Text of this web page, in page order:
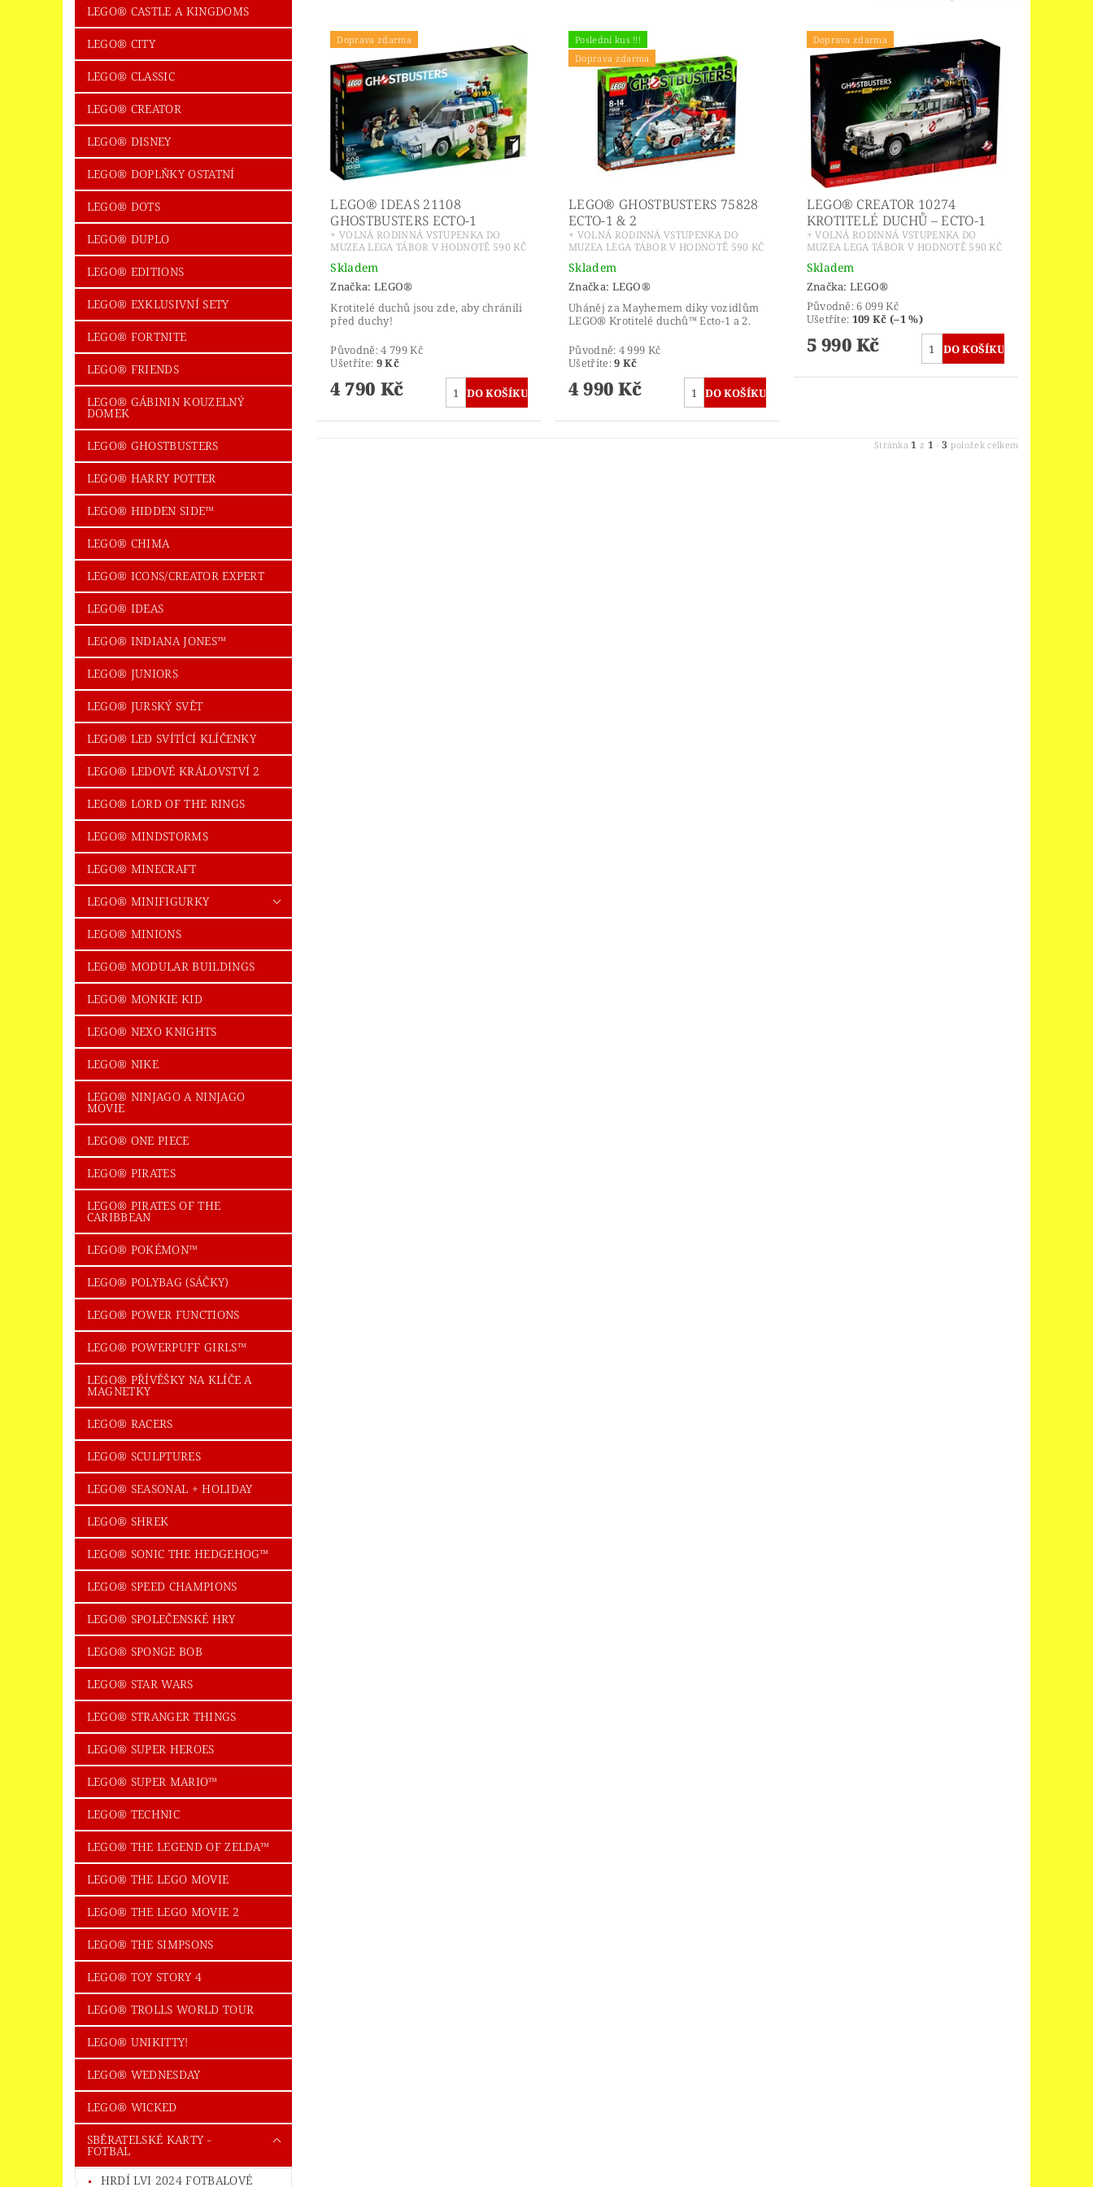
LEGO® CASTLE A KINGDOMS
LEGO® CITY
LEGO® CLASSIC
LEGO® CREATOR
LEGO® DISNEY
LEGO® DOPLŇKY OSTATNÍ
LEGO® DOTS
LEGO® DUPLO
LEGO® EDITIONS
LEGO® EXKLUSIVNÍ SETY
LEGO® FORTNITE
LEGO® FRIENDS
LEGO® GÁBININ KOUZELNÝ
DOMEK
LEGO® GHOSTBUSTERS
LEGO® HARRY POTTER
LEGO® HIDDEN SIDE™
LEGO® CHIMA
LEGO® ICONS/CREATOR EXPERT
LEGO® IDEAS
LEGO® INDIANA JONES™
LEGO® JUNIORS
LEGO® JURSKÝ SVĚT
LEGO® LED SVÍTÍCÍ KLÍČENKY
LEGO® LEDOVÉ KRÁLOVSTVÍ 2
LEGO® LORD OF THE RINGS
LEGO® MINDSTORMS
LEGO® MINECRAFT
LEGO® MINIFIGURKY
LEGO® MINIONS
LEGO® MODULAR BUILDINGS
LEGO® MONKIE KID
LEGO® NEXO KNIGHTS
LEGO® NIKE
LEGO® NINJAGO A NINJAGO
MOVIE
LEGO® ONE PIECE
LEGO® PIRATES
LEGO® PIRATES OF THE
CARIBBEAN
LEGO® POKÉMON™
LEGO® POLYBAG (SÁČKY)
LEGO® POWER FUNCTIONS
LEGO® POWERPUFF GIRLS™
LEGO® PŘÍVĚŠKY NA KLÍČE A
MAGNETKY
LEGO® RACERS
LEGO® SCULPTURES
LEGO® SEASONAL + HOLIDAY
LEGO® SHREK
LEGO® SONIC THE HEDGEHOG™
LEGO® SPEED CHAMPIONS
LEGO® SPOLEČENSKÉ HRY
LEGO® SPONGE BOB
LEGO® STAR WARS
LEGO® STRANGER THINGS
LEGO® SUPER HEROES
LEGO® SUPER MARIO™
LEGO® TECHNIC
LEGO® THE LEGEND OF ZELDA™
LEGO® THE LEGO MOVIE
LEGO® THE LEGO MOVIE 2
LEGO® THE SIMPSONS
LEGO® TOY STORY 4
LEGO® TROLLS WORLD TOUR
LEGO® UNIKITTY!
LEGO® WEDNESDAY
LEGO® WICKED
SBĚRATELSKÉ KARTY -
FOTBAL
HRDÍ LVI 2024 FOTBALOVÉ
Doprava zdarma
LEGO® IDEAS 21108
GHOSTBUSTERS ECTO-1
+ VOLNÁ RODINNÁ VSTUPENKA DO
MUZEA LEGA TÁBOR V HODNOTĚ 590 KČ
Skladem
Značka: LEGO®
Krotitelé duchů jsou zde, aby chránili
před duchy!
Původně:4 799 Kč
Ušetříte: 9 Kč
4 790 Kč
Poslední kus !!!
Doprava zdarma
LEGO® GHOSTBUSTERS 75828
ECTO-1 & 2
+ VOLNÁ RODINNÁ VSTUPENKA DO
MUZEA LEGA TÁBOR V HODNOTĚ 590 KČ
Skladem
Značka: LEGO®
Uháněj za Mayhemem díky vozidlům
LEGO® Krotitelé duchů™ Ecto-1 a 2.
Původně: 4 999 Kč
Ušetříte:9 Kč
4 990 Kč
Doprava zdarma
LEGO® CREATOR 10274
KROTITELÉ DUCHŮ – ECTO-1
+ VOLNÁ RODINNÁ VSTUPENKA DO
MUZEA LEGA TÁBOR V HODNOTĚ 590 KČ
Skladem
Značka:LEGO®
Původně: 6 099 Kč
Ušetříte: 109 Kč (–1 %)
5 990 Kč
Stránka1 z 1 -3 položek celkem